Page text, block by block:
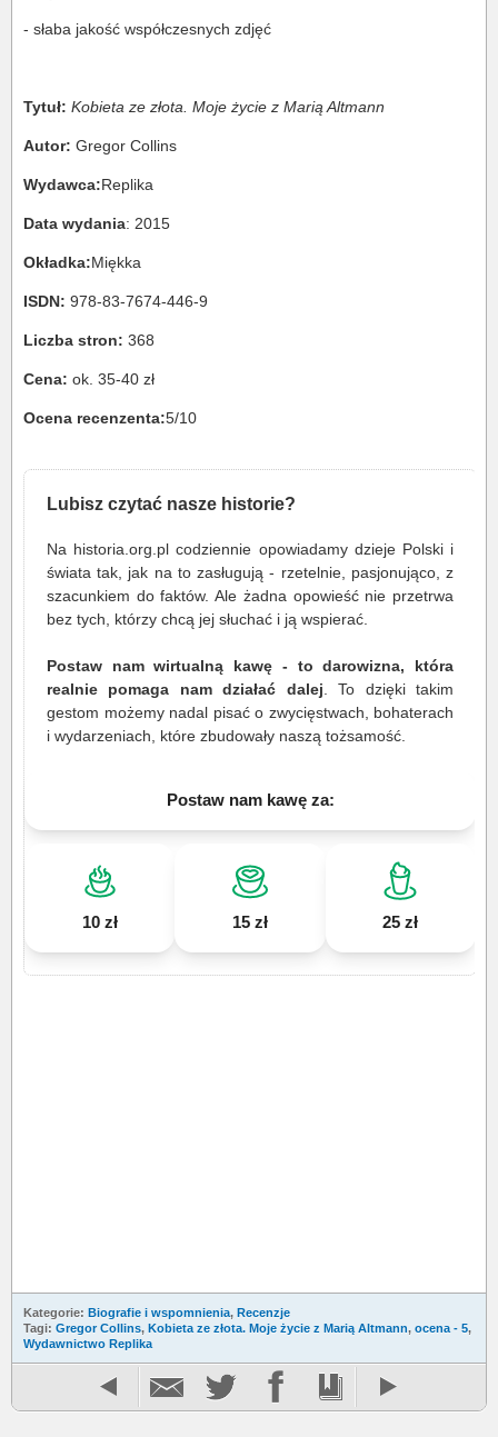
- słaba jakość współczesnych zdjęć
Tytuł: Kobieta ze złota. Moje życie z Marią Altmann
Autor: Gregor Collins
Wydawca:Replika
Data wydania: 2015
Okładka:Miękka
ISDN: 978-83-7674-446-9
Liczba stron: 368
Cena: ok. 35-40 zł
Ocena recenzenta:5/10
Lubisz czytać nasze historie?
Na historia.org.pl codziennie opowiadamy dzieje Polski i
świata tak, jak na to zasługują - rzetelnie, pasjonująco, z
szacunkiem do faktów. Ale żadna opowieść nie przetrwa
bez tych, którzy chcą jej słuchać i ją wspierać.
Postaw nam wirtualną kawę - to darowizna, która
realnie pomaga nam działać dalej . To dzięki takim
gestom możemy nadal pisać o zwycięstwach, bohaterach
i wydarzeniach, które zbudowały naszą tożsamość.
Postaw nam kawę za:
10 zł 15 zł 25 zł
Kategorie: Biografie i wspomnienia, Recenzje
Tagi: Gregor Collins, Kobieta ze złota. Moje życie z Marią Altmann, ocena - 5,
Wydawnictwo Replika